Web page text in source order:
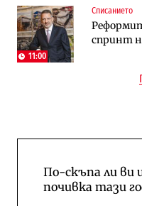
11:00
Списанието
спринт
Енергетика
работи с
Компании
По-скъпа ли ви
почивка тази